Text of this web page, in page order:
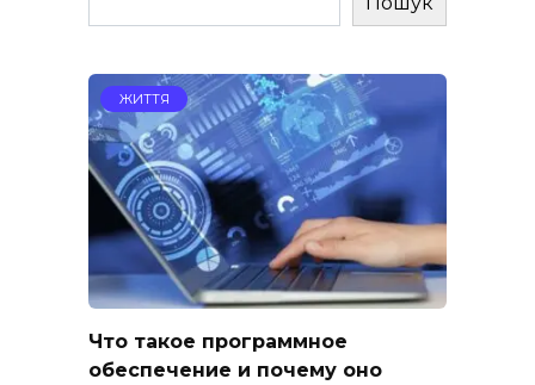
ЖИТТЯ
Что такое программное
обеспечение и почему оно